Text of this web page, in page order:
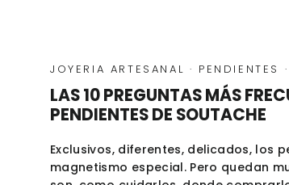
JOYERIA ARTESANAL · PENDIENTES ·
LAS 10 PREGUNTAS MÁS
PENDIENTES DE SOUTACHE
Exclusivos, diferentes, delicados, los
magnetismo especial. Pero quedan